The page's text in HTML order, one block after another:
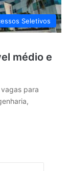
Seletivos
médio e
para